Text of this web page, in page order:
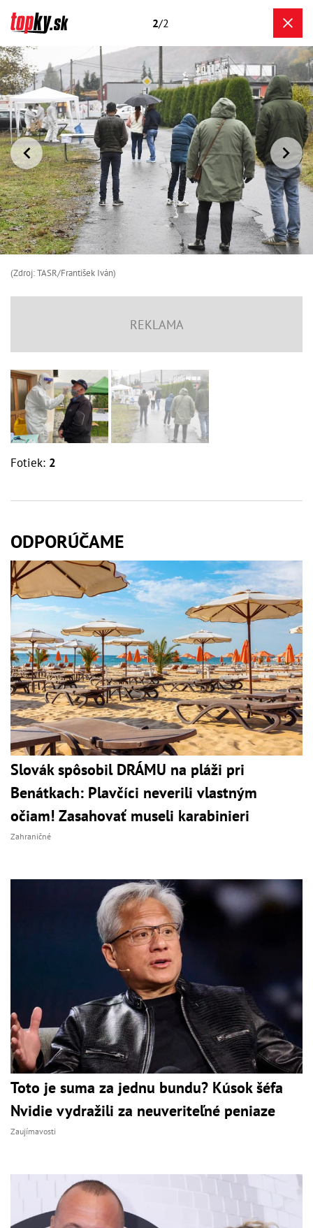
2/2
(Zdroj: TASR/František Iván)
Fotiek: 2
ODPORÚČAME
Slovák spôsobil DRÁMU na pláži pri
Benátkach: Plavčíci neverili vlastným
očiam! Zasahovať museli karabinieri
Zahraničné
Toto je suma za jednu bundu? Kúsok šéfa
Nvidie vydražili za neuveriteľné peniaze
Zaujímavosti